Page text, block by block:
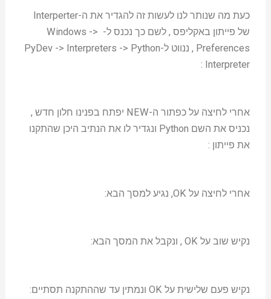
כעת מה שנותר לנו לעשות זה להגדיר את ה-Interperter
של פייתון באקליפס , לשם כך נכנס ל- Windows ->
Preferences , ננווט ל-PyDev -> Interpreters -> Python
Interpreter :
אחרי לחיצה על כפתור ה-NEW יפתח בפנינו חלון חדש ,
נכניס את השם Python ונגדיר לו את הנתיב היכן שהתקנו
את פייתון :
אחרי לחיצה על OK, נגיע למסך הבא:
נקיש שוב על OK , ונקבל את המסך הבא:
נקיש פעם שלישית על OK ונמתין עד שההתקנה תסתיים: